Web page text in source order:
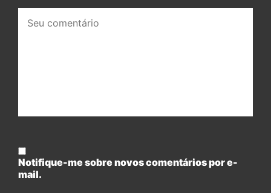
comentário:
Notifique-me sobre novos comentários por e-
mail.